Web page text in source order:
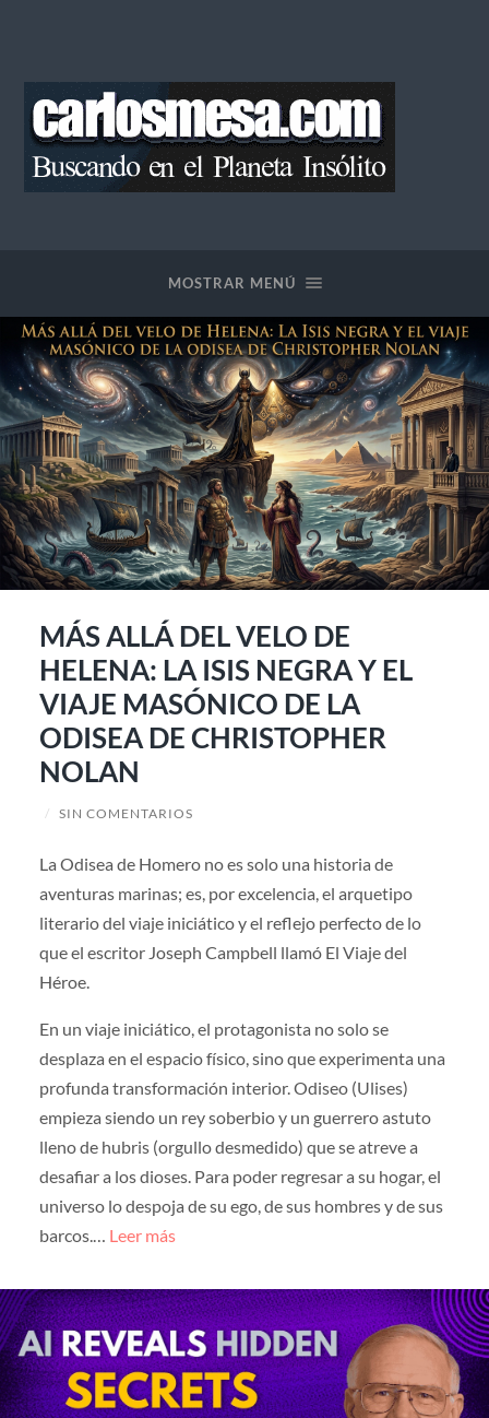
MOSTRAR MENÚ
MÁS ALLÁ DEL VELO DE
HELENA: LA ISIS NEGRA Y EL
VIAJE MASÓNICO DE LA
ODISEA DE CHRISTOPHER
NOLAN
/ SIN COMENTARIOS
La Odisea de Homero no es solo una historia de
aventuras marinas; es, por excelencia, el arquetipo
literario del viaje iniciático y el reflejo perfecto de lo
que el escritor Joseph Campbell llamó El Viaje del
Héroe.
En un viaje iniciático, el protagonista no solo se
desplaza en el espacio físico, sino que experimenta una
profunda transformación interior. Odiseo (Ulises)
empieza siendo un rey soberbio y un guerrero astuto
lleno de hubris (orgullo desmedido) que se atreve a
desafiar a los dioses. Para poder regresar a su hogar, el
universo lo despoja de su ego, de sus hombres y de sus
barcos.… Leer más